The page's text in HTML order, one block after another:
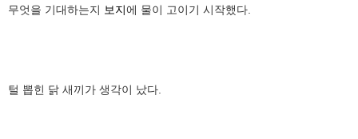
무엇을 기대하는지 보지에 물이 고이기 시작했다.
털 뽑힌 닭 새끼가 생각이 났다.